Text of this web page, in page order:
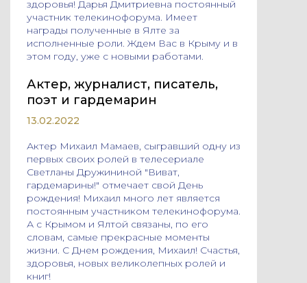
здоровья! Дарья Дмитриевна постоянный
участник телекинофорума. Имеет
награды полученные в Ялте за
исполненные роли. Ждем Вас в Крыму и в
этом году, уже с новыми работами.
Актер, журналист, писатель,
поэт и гардемарин
13.02.2022
Актер Михаил Мамаев, сыгравший одну из
первых своих ролей в телесериале
Светланы Дружининой "Виват,
гардемарины!" отмечает свой День
рождения! Михаил много лет является
постоянным участником телекинофорума.
А с Крымом и Ялтой связаны, по его
словам, самые прекрасные моменты
жизни. С Днем рождения, Михаил! Счастья,
здоровья, новых великолепных ролей и
книг!